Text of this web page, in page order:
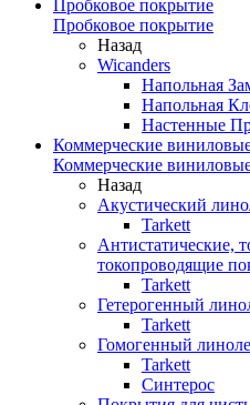
Пробковое покрытие
Пробковое покрытие
Назад
Wicanders
Напольная
Напольная
Настенные
Коммерческие
Коммерческие
Назад
Акустический
Tarkett
Антистатические,
токопроводящие
Tarkett
Гетерогенный
Tarkett
Гомогенный
Tarkett
Синтерос